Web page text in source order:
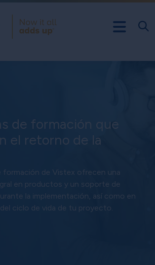
de formación que
el retorno de la
formación de Vistex ofrecen una
en productos y un soporte de
la implementación, así como en
ciclo de vida de tu proyecto.